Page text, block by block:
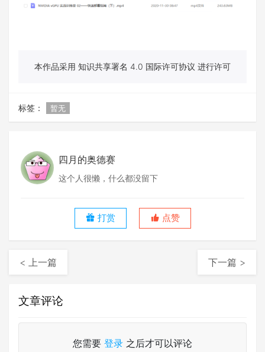
本作品采用 知识共享署名 4.0 国际许可协议 进行许可
标签： 暂无
四月的奥德赛
这个人很懒，什么都没留下
打赏 点赞
< 上一篇 下一篇 >
文章评论
您需要 登录 之后才可以评论